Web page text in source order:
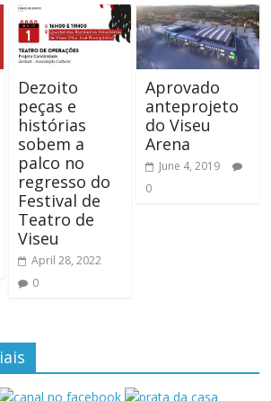
Dezoito
peças e
histórias
sobem a
palco no
regresso do
Festival de
Teatro de
Viseu
April 28, 2022
0
Aprovado
anteprojeto
do Viseu
Arena
June 4, 2019
0